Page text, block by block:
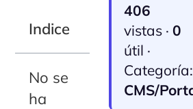
Indice
No se
ha
406
vistas ·0
útil ·
Categoría:
CMS/